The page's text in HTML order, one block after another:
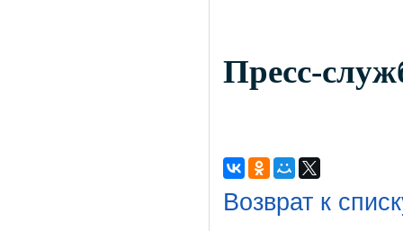
Пресс-
Возврат к